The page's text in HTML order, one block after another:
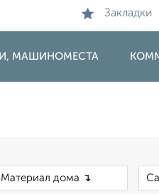
Закладки
МАШИНОМЕСТА